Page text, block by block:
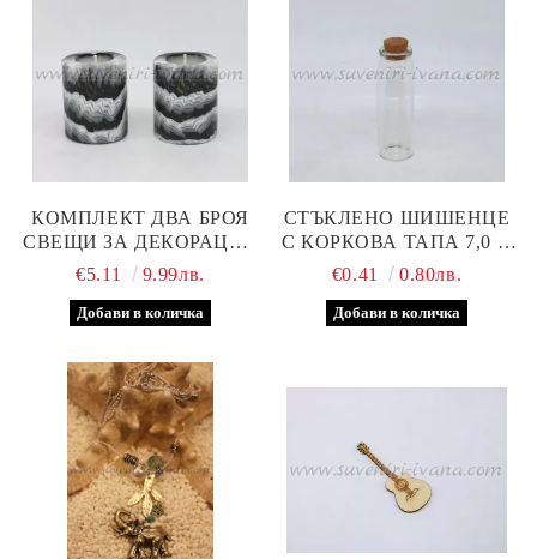
КОМПЛЕКТ ДВА БРОЯ
СВЕЩИ ЗА ДЕКОРАЦИЯ
ИЛИ ПОДАРЪК
€5.11 9.99лв.
СТЪКЛЕНО ШИШЕНЦЕ
С КОРКОВА ТАПА 7,0 Х
2,0 СМ
€0.41 0.80лв.